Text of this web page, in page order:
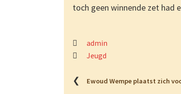
toch geen winnende zet had
admin
Jeugd
❮ Ewoud Wempe plaatst zich